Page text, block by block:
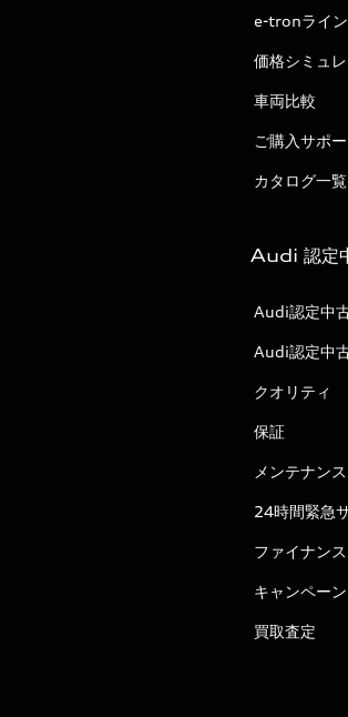
e-tronライ
価格シミュ
車両比較
ご購入サポー
カタログ一覧
Audi 認定
Audi認定中
Audi認定中
クオリティ
保証
メンテナンス
24時間緊急
ファイナンス
キャンペー
買取査定